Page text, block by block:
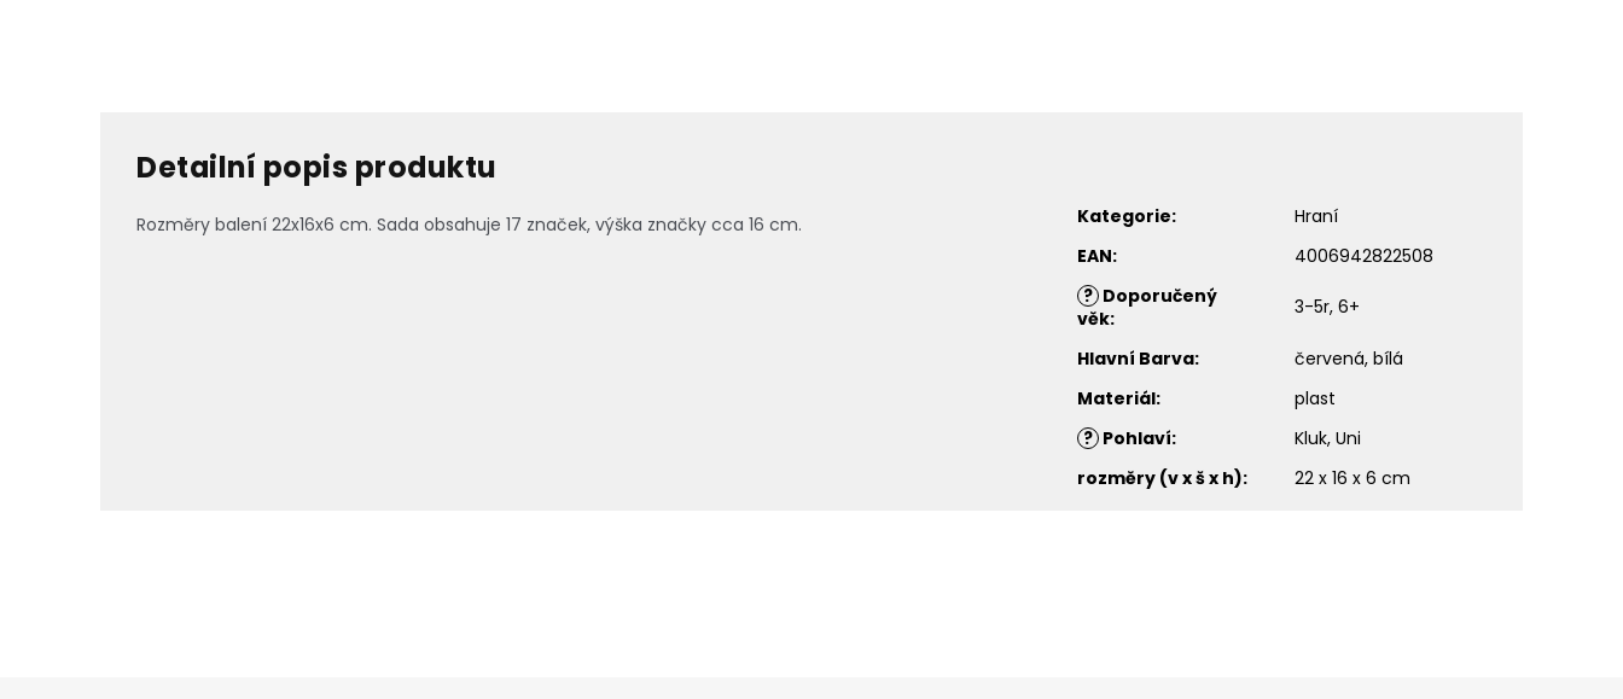
Detailní popis produktu
Rozměry balení 22x16x6 cm. Sada obsahuje 17 značek, výška značky cca 16 cm. Kategorie:
Hraní
EAN:
4006942822508
? Doporučený
věk: 3-5r, 6+
Hlavní Barva:
červená, bílá
Materiál:
plast
? Pohlaví:
Kluk, Uni
rozměry (v x š x h): 22 x 16 x 6 cm